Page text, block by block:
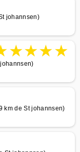
johannsen)
★★★★
km de St johannsen)